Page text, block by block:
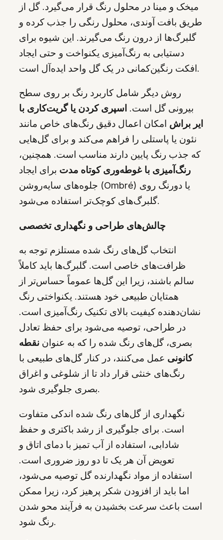
میخک و مینا در محلول رنگ قرار می‌گیرد. گل از
طریق بافت آوندی، محلول رنگی را جذب کرده و
گلبرگ‌ها از درون رنگ می‌گیرند. این شیوه برای
دستیابی به رنگ‌آمیزی یکنواخت و حتی ایجاد
افکت رنگین‌کمانی در یک گل واحد ایده‌آل است.
روش دیگر شامل کاربرد رنگ بر روی سطح
بیرونی گل است. اسپری کردن یا گريت‌کاری با
ایر براش امکان اعمال دقیق رنگ‌های خاص مانند
نئون یا پاستلی را فراهم می‌کند و برای گل‌هایی
که جذب رنگ پایین دارند مناسب است. همچنین،
رنگ‌آمیزی با غوطه‌وری کوتاه مدت برای ایجاد
جلوه‌های سایه‌روشن (Ombré) یا دورنگ روی
گلبرگ‌های کوچک‌تر استفاده می‌شود.
چالش‌های طراحی و نگهداری تخصصی
انتخاب گل‌های رنگ شده مستلزم توجه به
ظرافت‌های خاصی است. گلبرگ‌ها باید کاملاً
سالم باشند، زیرا این گل‌ها عموماً حساس‌تر از
همتایان طبیعی خود هستند. یکنواختی رنگ
نشان‌دهنده کیفیت بالای تکنیک رنگ‌آمیزی است.
در طراحی، توصیه می‌شود برای حفظ تعادل
بصری، گل‌های رنگ شده را که به عنوان نقطه
کانونی عمل می‌کنند، در کنار گل‌های طبیعی با
رنگ‌های خنثی قرار داد تا از شلوغی و اغراق
بصری جلوگیری شود.
نگهداری از گل‌های رنگ شده اندکی متفاوت
است. برای جلوگیری از رشد باکتری و حفظ
شادابی، استفاده از آب تمیز با دمای اتاق و
تعویض آن هر یک تا دو روز ضروری است.
استفاده از مواد نگهدارنده گل توصیه می‌شود،
اما باید از افزودن شکر پرهیز کرد، زیرا ممکن
است باعث سرعت بخشیدن به فرآیند محو شدن
رنگ شود.